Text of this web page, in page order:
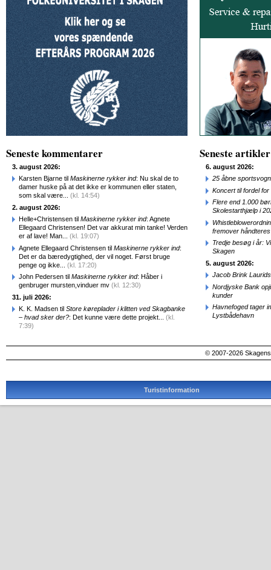
Seneste kommentarer
3. august 2026:
Karsten Bjarne til Maskinerne rykker ind: Nu skal de to
damer huske på at det ikke er kommunen eller staten,
som skal være... (kl. 14:54)
2. august 2026:
Helle+Christensen til Maskinerne rykker ind: Agnete
Ellegaard Christensen! Det var akkurat min tanke! Verden
er af lave! Man... (kl. 19:07)
Agnete Ellegaard Christensen til Maskinerne rykker ind:
Det er da bæredygtighed, der vil noget. Først bruge
penge og ikke... (kl. 17:20)
John Pedersen til Maskinerne rykker ind: Håber i
genbruger mursten,vinduer mv (kl. 12:30)
31. juli 2026:
K. K. Madsen til Store køreplader i klitten ved Skagbanke
– hvad sker der?: Det kunne være dette projekt... (kl.
7:39)
Seneste artikler
6. august 2026:
25 åbne
Koncert til fordel
Flere end 1.000
Skolestarthjælp i
fremover
Tredje besøg i år:
Skagen
5. august 2026:
Jacob Brink
Nordjyske Bank
kunder
Havnefoged tager
Lystbådehavn
© 2007-2026
Turistinformation